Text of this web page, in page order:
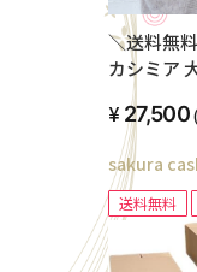
＼送料無
カシミア
オーガニ
レディー
誕生日 ギフト プレゼント 白 ベージュ グ
レージュ
27,500
sakura
送料無料